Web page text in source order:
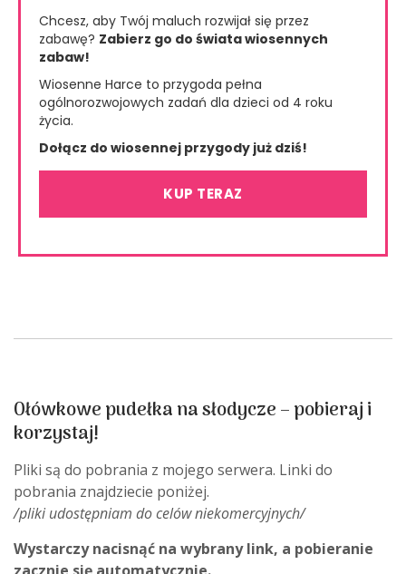
Chcesz, aby Twój maluch rozwijał się przez
zabawę? Zabierz go do świata wiosennych
zabaw!
Wiosenne Harce to przygoda pełna
ogólnorozwojowych zadań dla dzieci od 4 roku
życia.
Dołącz do wiosennej przygody już dziś!
KUP TERAZ
Ołówkowe pudełka na słodycze – pobieraj i
korzystaj!
Pliki są do pobrania z mojego serwera. Linki do
pobrania znajdziecie poniżej.
/pliki udostępniam do celów niekomercyjnych/
Wystarczy nacisnąć na wybrany link, a pobieranie